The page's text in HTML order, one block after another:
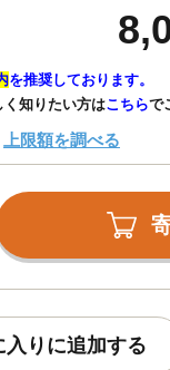
を推奨しております。
く知りたい方はこちらで
上限額を調べる
入りに追加する